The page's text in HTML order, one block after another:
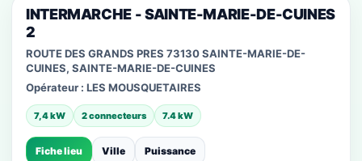
INTERMARCHE - SAINTE-MARIE-DE-CUINES
2
ROUTE DES GRANDS PRES 73130 SAINTE-MARIE-DE-
CUINES, SAINTE-MARIE-DE-CUINES
Opérateur : LES MOUSQUETAIRES
7,4 kW 2 connecteurs 7.4 kW
Fiche lieu Ville Puissance